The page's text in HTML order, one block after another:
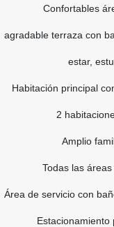
Confortables
agradable terraza con
estar,
Habitación principal
2
Amplio
Todas las
Área de servicio con
Estacionamiento